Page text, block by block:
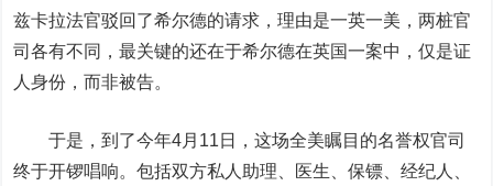
兹卡拉法官驳回了希尔德的请求，理由是一英一美，两桩官
司各有不同，最关键的还在于希尔德在英国一案中，仅是证
人身份，而非被告。
于是，到了今年4月11日，这场全美瞩目的名誉权官司
终于开锣唱响。包括双方私人助理、医生、保镖、经纪人、